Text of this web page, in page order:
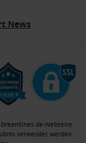
News
Webseite
verwendet werden.